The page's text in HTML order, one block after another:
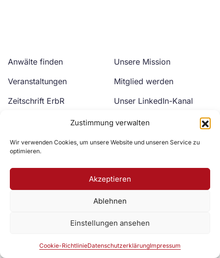
Zustimmung verwalten
Wir verwenden Cookies, um unsere Website und unseren Service zu
optimieren.
Akzeptieren
Ablehnen
Einstellungen ansehen
Cookie-RichtlinieDatenschutzerklärungImpressum
Anwälte finden
Veranstaltungen
Zeitschrift ErbR
Unsere Mission
Mitglied werden
Unser LinkedIn-Kanal
Unser YouTube-Kanal
Zur DAV Webseite